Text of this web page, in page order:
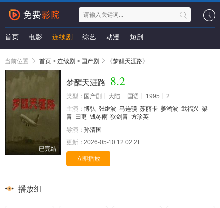
首页 电影 连续剧 综艺 动漫 短剧
当前位置 首页 > 连续剧 > 国产剧 《梦醒天涯路》
已完结
梦醒天涯路 8.2
类型： 国产剧 大陆 国语 1995
2
主演： 博弘 张继波 马连骥 苏丽卡 姜鸿波 武福兴 梁
青 田更 钱冬雨 狄剑青 方珍英
导演： 孙清国
更新： 2026-05-10 12:02:21
立即播放
播放组